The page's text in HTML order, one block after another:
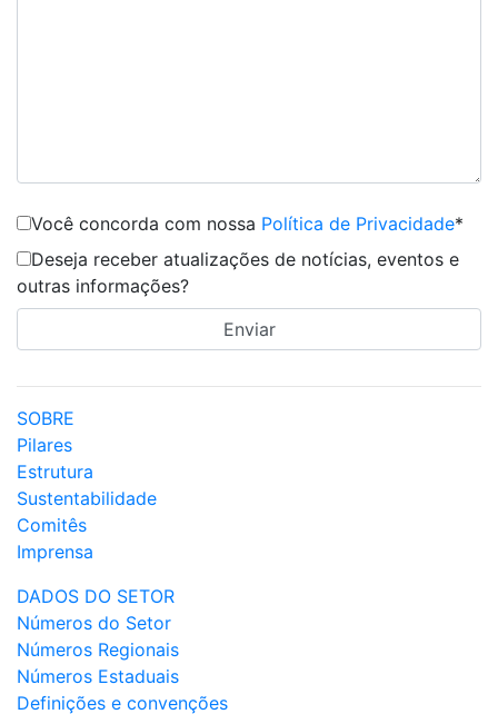
Você concorda com nossa Política de Privacidade*
Deseja receber atualizações de notícias, eventos e
outras informações?
SOBRE
Pilares
Estrutura
Sustentabilidade
Comitês
Imprensa
DADOS DO SETOR
Números do Setor
Números Regionais
Números Estaduais
Definições e convenções